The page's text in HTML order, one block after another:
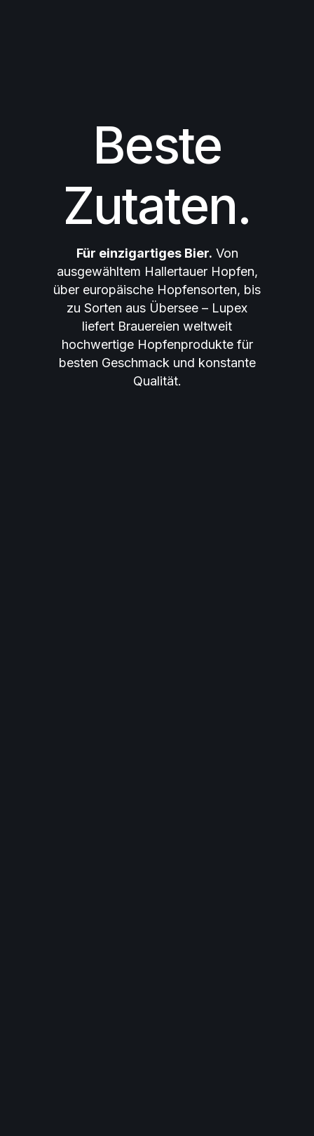
Beste
Zutaten.
Für einzigartiges Bier. Von
ausgewähltem Hallertauer Hopfen,
über europäische Hopfensorten, bis
zu Sorten aus Übersee – Lupex
liefert Brauereien weltweit
hochwertige Hopfenprodukte für
besten Geschmack und konstante
Qualität.